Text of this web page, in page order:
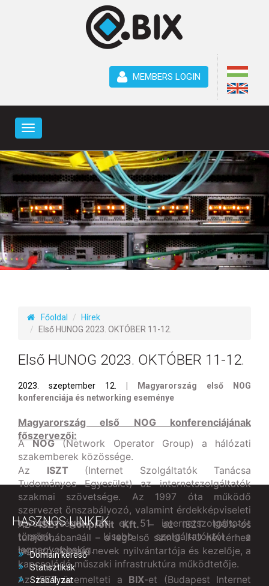
MEMBERS LOGIN
Főoldal
Hírek
Első HUNOG 2023. OKTÓBER 11-12.
Első HUNOG 2023. OKTÓBER 11-12.
2023. szeptember 12.
| Magyarország első NOG
konferenciája és networking eseménye
Magyarország első NOG konferenciájának
főszervezői:
ANOG(Network Operator Group) a hálózati
szakemberek közössége.
Az ISZT (Internet Szolgáltatók Tanácsa
Tudományos Egyesület) az internetszolgáltatók
szakmai szövetsége. Az 1997 óta működő
szervezet önszabályozó, valamint érdekképviseleti
tevékenységet lát el, 51 internetszolgáltatót
tömörít, a kisebb szolgáltatóktól a
legnagyobbakig.
AzISZT Nonprofit Kft.– az ISZT 100%-os
tulajdonában áll – a legfelső szintű .HU névtérhez
tartozó domain nevek nyilvántartója és kezelője, a
kapcsolódó műszaki infrastruktúra működtetője.
Az ISZT üzemelteti a BIX-et (Budapest Internet
HASZNOS LINKEK
Domain kereső
Statisztikák
Szabályzat